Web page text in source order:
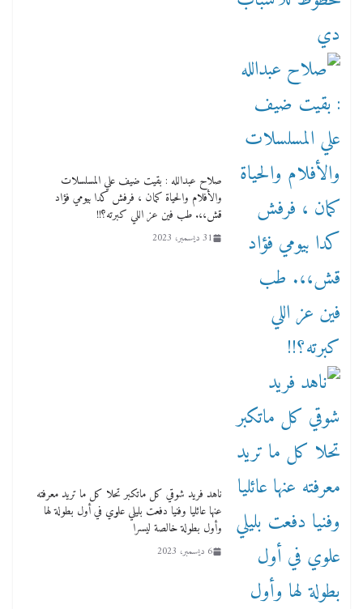
صلاح عبدالله : بقيت ضيف علي المسلسلات
والأفلام والحياة كمان ، فرفش كدا بيومي فؤاد
قش،،. طب فين عز اللي كبرته؟!!
31 ديسمبر، 2023
ناهد فريد شوقي كل ماتكبر تحلا كل ما تريد معرفته
عنها عائليا وفنيا دفعت بليلي علوي في أول بطولة لها
وأول بطولة خالصة ليسرا
6 ديسمبر، 2023